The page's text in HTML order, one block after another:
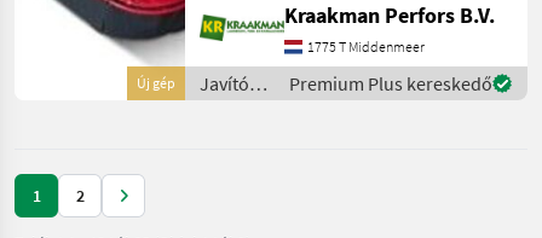
Új gép
schijvenmaaiers met 2.4 -
3.6m werkbreedte. De
maaiers worden gekenme
Kraakman Perfors B.V.
1775 T Middenmeer
Javítókészletek
és
Premium Plus kereskedő
1 2